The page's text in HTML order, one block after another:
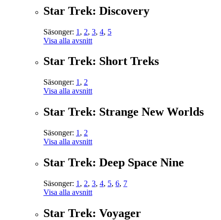
Star Trek: Discovery
Säsonger: 1 , 2, 3, 4, 5
Visa alla avsnitt
Star Trek: Short Treks
Säsonger: 1 , 2
Visa alla avsnitt
Star Trek: Strange New Worlds
Säsonger: 1 , 2
Visa alla avsnitt
Star Trek: Deep Space Nine
Säsonger: 1 , 2, 3, 4, 5, 6, 7
Visa alla avsnitt
Star Trek: Voyager